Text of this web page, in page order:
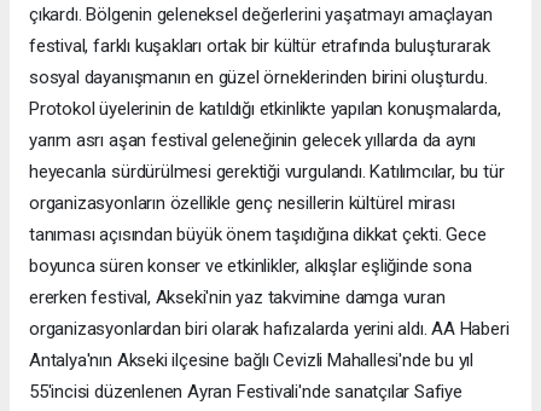
çıkardı. Bölgenin geleneksel değerlerini yaşatmayı amaçlayan
festival, farklı kuşakları ortak bir kültür etrafında buluşturarak
sosyal dayanışmanın en güzel örneklerinden birini oluşturdu.
Protokol üyelerinin de katıldığı etkinlikte yapılan konuşmalarda,
yarım asrı aşan festival geleneğinin gelecek yıllarda da aynı
heyecanla sürdürülmesi gerektiği vurgulandı. Katılımcılar, bu tür
organizasyonların özellikle genç nesillerin kültürel mirası
tanıması açısından büyük önem taşıdığına dikkat çekti. Gece
boyunca süren konser ve etkinlikler, alkışlar eşliğinde sona
ererken festival, Akseki'nin yaz takvimine damga vuran
organizasyonlardan biri olarak hafızalarda yerini aldı. AA Haberi
Antalya'nın Akseki ilçesine bağlı Cevizli Mahallesi'nde bu yıl
55'incisi düzenlenen Ayran Festivali'nde sanatçılar Safiye